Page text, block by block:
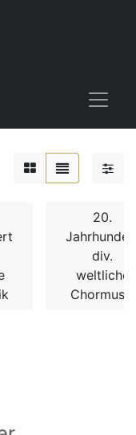
20.
div.
weltliche
Chormusik